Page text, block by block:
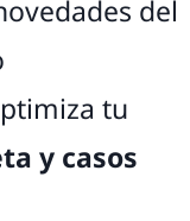
del
tu
y casos